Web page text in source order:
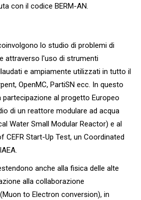
con il codice BERM-AN.
lo studio di problemi di
attraverso l'uso di strumenti
e ampiamente utilizzati in tutto il
OpenMC, PartiSN ecc. In questo
al progetto Europeo
di un reattore modulare ad acqua
Water Small Modular Reactor) e al
CEFR Start-Up Test, un Coordinated
anche alla fisica delle alte
alla collaborazione
to Electron conversion), in